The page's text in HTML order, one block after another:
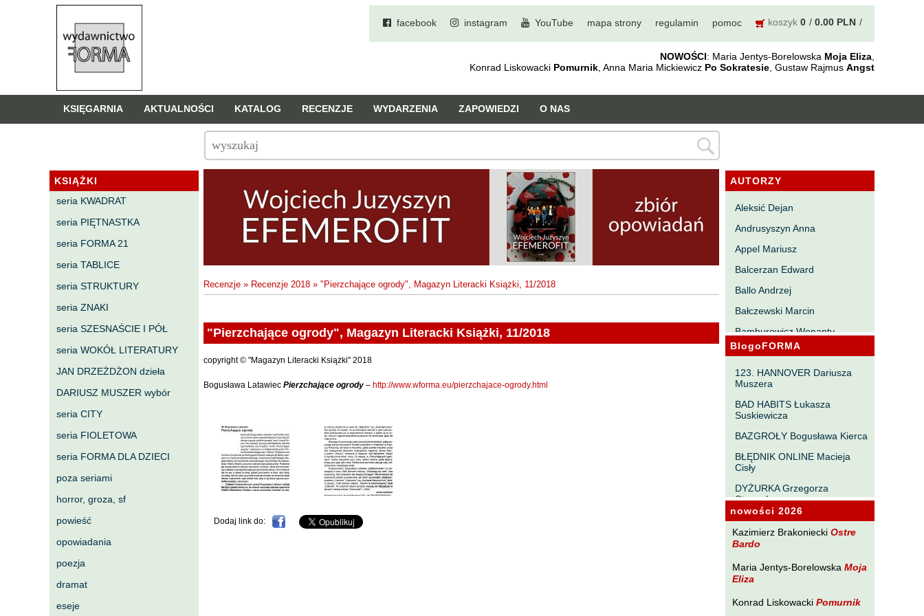
facebook instagram YouTube mapa strony regulamin pomoc koszyk 0 0.00 PLN
NOWOŚCI: Maria Jentys-Borelowska Moja Eliza
Konrad Liskowacki Pomurnik , Anna Maria Mickiewicz Po Sokratesie , Gustaw Rajmus Angst
KSIĘGARNIA AKTUALNOŚCI KATALOG RECENZJE WYDARZENIA ZAPOWIEDZI O NAS
KSIĄŻKI
seria KWADRAT
seria PIĘTNASTKA
seria FORMA 21
seria TABLICE
seria STRUKTURY
seria ZNAKI
seria SZESNAŚCIE I PÓŁ
seria WOKÓŁ LITERATURY
JAN DRZEŻDŻON dzieła
DARIUSZ MUSZER wybór
seria CITY
seria FIOLETOWA
seria FORMA DLA DZIECI
poza seriami
horror, groza, sf
powieść
opowiadania
poezja
dramat
eseje
AUTORZY
Aleksić Dejan
Andrusyszyn Anna
Appel Mariusz
Balcerzan Edward
Ballo Andrzej
Bałczewski Marcin
Bamburowicz Wenanty
Bawołek Waldemar
Bereza Henryk
Bielawa Jacek
Biernacka Alina
Bieszczad Maciej
Bigoszewska Maria
Bitner Dariusz
Błahy Jarosław
Bouvier Nicolas
Chojnacki Roman
Chojnowski Zbigniew
BlogoFORMA
123. HANNOVER Dariusza
Muszera
BAD HABITS Łukasza
Suskiewicza
BAZGROŁY Bogusława Kierca
BŁĘDNIK ONLINE Macieja
Cisły
DYŻURKA Grzegorza
Strumyka
GAWĘDY PAŃSZCZYŹNIANE
Michała Tabaczyńskiego
Wróblewskiego
MAŁOMIASTECZKOWE
Wojciechowicza
nowości 2026
Kazimierz Brakoniecki Ostre
Bardo
Maria Jentys-Borelowska Moja
Eliza
Konrad Liskowacki Pomurnik
Recenzje » Recenzje 2018 » "Pierzchające ogrody", Magazyn Literacki Książki, 11/2018
"Pierzchające ogrody", Magazyn Literacki Książki, 11/2018
copyright © "Magazyn Literacki Książki" 2018
Bogusława Latawiec Pierzchające ogrody – http://www.wforma.eu/pierzchajace-ogrody.html
Dodaj link do: